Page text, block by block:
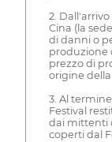
2.
Cina (la
di danni o
produzione
prezzo di
origine
3. Al
Festival
dai mittenti
coperti dal